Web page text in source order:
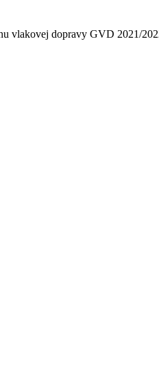
vlakovej dopravy GVD 2021/